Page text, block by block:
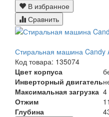
В избранное
Сравнить
Стиральная машина Candy
Код товара: 135074
Цвет корпуса
Инверторный двигатель
Максимальная загрузка 4
Отжим
Глубина